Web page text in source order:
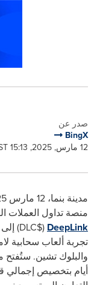
صدر عن
BingX
12 مارس, 2025, 15:13 AST
مدينة بنما، 12 مارس 2025 /PRNewswire/ --
منصة تداول العملات
DeepLink ($DLC) إلى منصة
تجربة ألعاب سحابية